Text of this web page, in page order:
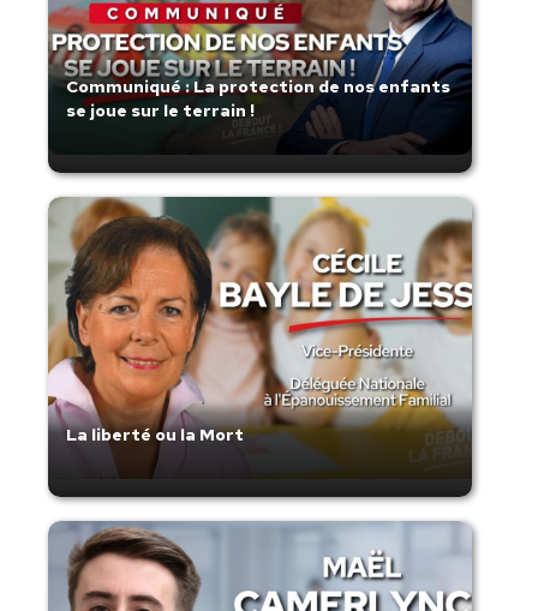
Communiqué : La protection de nos enfants
se joue sur le terrain !
La liberté ou la Mort